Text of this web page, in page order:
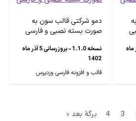
8 آذر ماه
دمو شرکتی قالب سون به
صورت بسته نصبی و فارسی
نسخه 1.1.0 - بروزرسانی 5 آذر ماه
1402
قالب و افزونه فارسی وردپرس
3
4 برگهٔ بعد »